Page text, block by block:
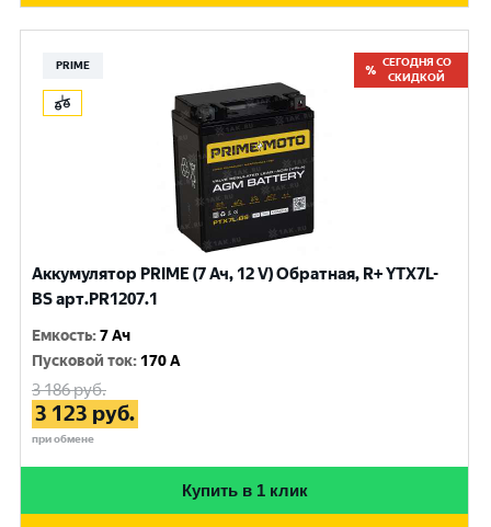
PRIME
СЕГОДНЯ СО
СКИДКОЙ
Аккумулятор PRIME (7 Ач, 12 V) Обратная, R+ YTX7L-
BS арт.PR1207.1
Емкость:7 Ач
Пусковой ток: 170 A
3 186руб.
3 123 руб.
при обмене
Купить в 1 клик